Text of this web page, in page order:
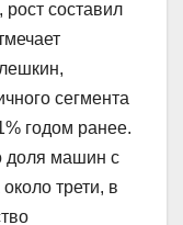
составил
сегмента
годом ранее.
доля машин с
трети, в